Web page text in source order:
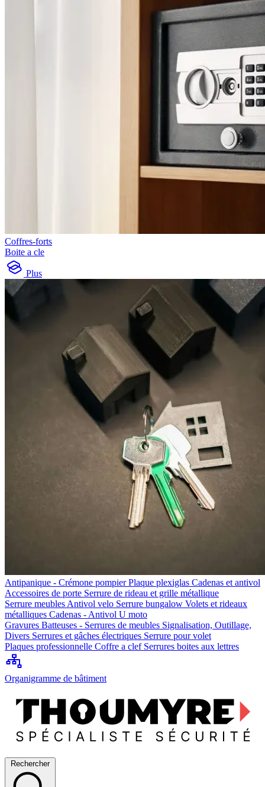
Coffres-forts
Boite a cle
Plus
Antipanique - Crémone pompierPlaque plexiglas Cadenas et antivol
Accessoires de porte Serrure de rideau et grille métallique
Serrure meubles Antivol velo Serrure bungalow Volets et rideaux
métalliques Cadenas - Antivol U moto
Gravures Batteuses - Serrures de meubles Signalisation, Outillage,
Divers Serrures et gâches électriques Serrure pour volet
Plaques professionnelle Coffre a clef Serrures boites aux lettres
Organigramme de bâtiment
Rechercher